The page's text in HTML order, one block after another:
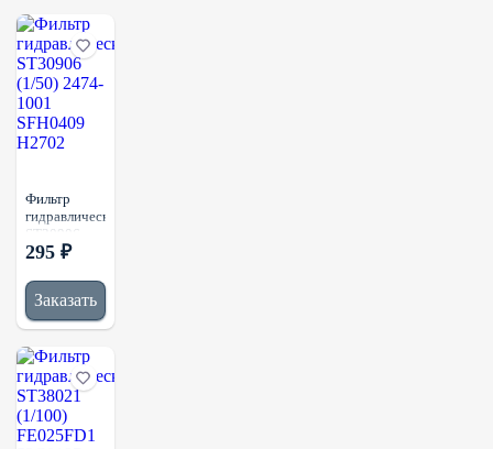
11E1-70010
FF5052
FF5074
Фильтр
гидравлический
ST30906
(1/50) 2474-
SFH0409
H2702
295 ₽
Заказать